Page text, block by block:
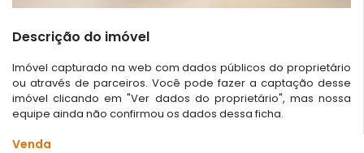
Descrição do imóvel
Imóvel capturado na web com dados públicos do proprietário
ou através de parceiros. Você pode fazer a captação desse
imóvel clicando em "Ver dados do proprietário", mas nossa
equipe ainda não confirmou os dados dessa ficha.
Venda